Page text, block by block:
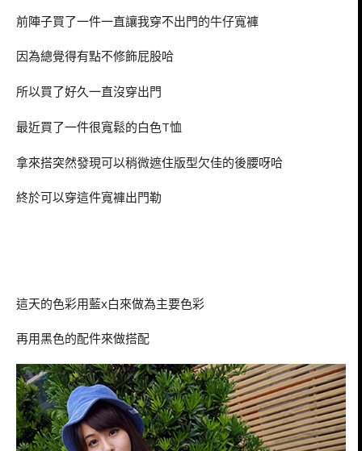
前陣子買了一件一直讓我穿不出門的牛仔寬褲
因為總覺得有點不修飾屁股哈
所以買了好久一直沒穿出門
最近買了一件很寬鬆的白色T恤
拿來搭突然發現可以稍微遮住版型欠佳的後腰呀哈
終於可以穿這件寬褲出門勒
這天的色彩用藍x白來做為主要色彩
再用黑色的配件來做搭配